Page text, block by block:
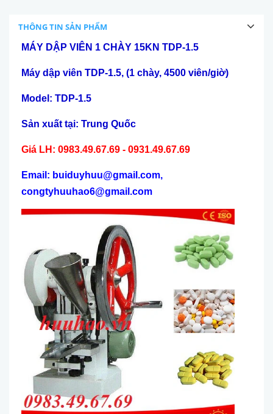
THÔNG TIN SẢN PHẨM
MÁY DẬP VIÊN 1 CHÀY 15KN TDP-1.5
Máy dập viên TDP-1.5, (1 chày, 4500 viên/giờ)
Model: TDP-1.5
Sản xuất tại: Trung Quốc
Giá LH: 0983.49.67.69 - 0931.49.67.69
Email: buiduyhuu@gmail.com,
congtyhuuhao6@gmail.com